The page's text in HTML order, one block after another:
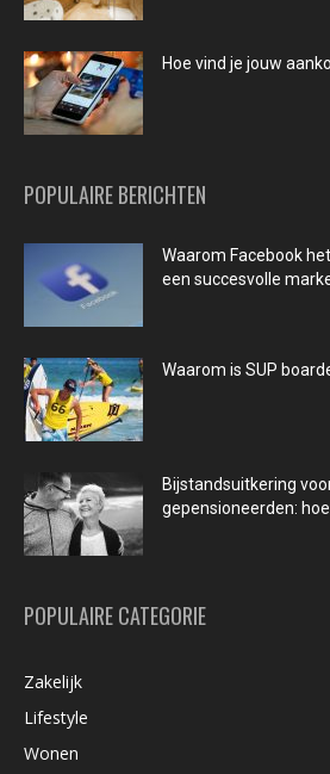
Hoe vind je jouw
POPULAIRE BERICHTEN
Waarom Facebook
een succesvolle
Waarom is SUP
Bijstandsuitkering
gepensioneerden:
POPULAIRE CATEGORIE
Zakelijk
Lifestyle
Wonen